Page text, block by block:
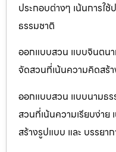
ประกอบต่างๆ เน้นการใช้
ธรรมชาติ
ออกแบบสวน แบบจินตน
จัดสวนที่เน้นความคิดสร้
ออกแบบสวน แบบนามธ
สวนที่เน้นความเรียบง่าย
สร้างรูปแบบ และ บรรยา